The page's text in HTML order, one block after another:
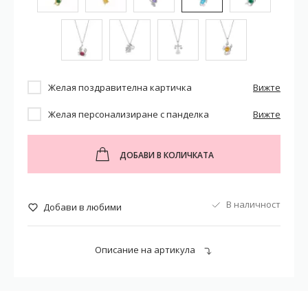
Желая поздравителна картичка Вижте
Желая персонализиране с панделка Вижте
ДОБАВИ В КОЛИЧКАТА
Добави в любими В наличност
Описание на артикула